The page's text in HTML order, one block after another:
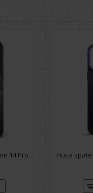
Husa spate pentru iPhone 14 Pro Max - Deli Case Green